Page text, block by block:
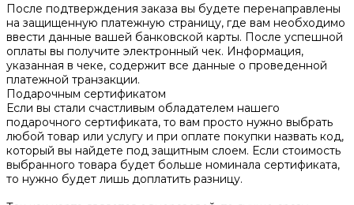
После подтверждения заказа вы будете перенаправлены
на защищенную платежную страницу, где вам необходимо
ввести данные вашей банковской карты. После успешной
оплаты вы получите электронный чек. Информация,
указанная в чеке, содержит все данные о проведенной
платежной транзакции.
Подарочным сертификатом
Если вы стали счастливым обладателем нашего
подарочного сертификата, то вам просто нужно выбрать
любой товар или услугу и при оплате покупки назвать код,
который вы найдете под защитным слоем. Если стоимость
выбранного товара будет больше номинала сертификата,
то нужно будет лишь доплатить разницу.